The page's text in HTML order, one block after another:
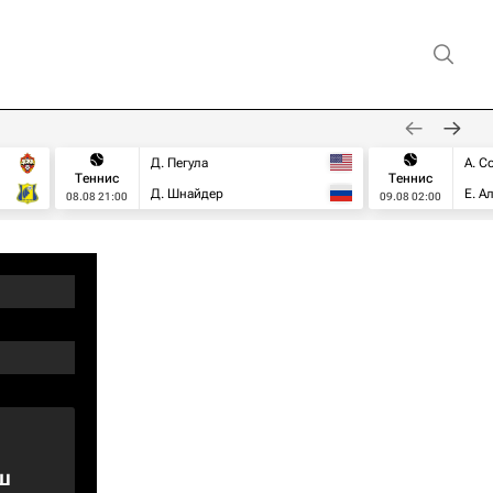
Теннис
08.08 21:00
Д. Пегула
Д. Шнайдер
Теннис
09.08 02:00
А.
Е.